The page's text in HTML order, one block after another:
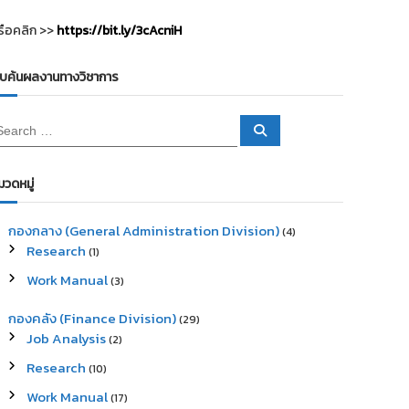
อคลิก >>https://bit.ly/3cAcniH
ค้นผลงานทางวิชาการ
S
วดหมู่
กองกลาง (General Administration Division)(4)
Research (1)
Work Manual(3)
กองคลัง (Finance Division)(29)
Job Analysis(2)
Research (10)
Work Manual(17)